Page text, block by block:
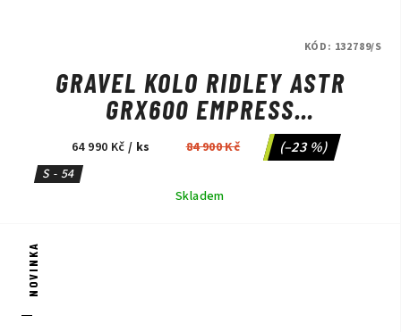
GRAVEL KOLO RIDLEY ASTR
GRX600 EMPRESS
GREY/ANTHRACITE METALLIC
64 990 Kč / ks 84 900 Kč (–23 %)
S - 54
Skladem
KÓD: 132789/S
NOVINKA